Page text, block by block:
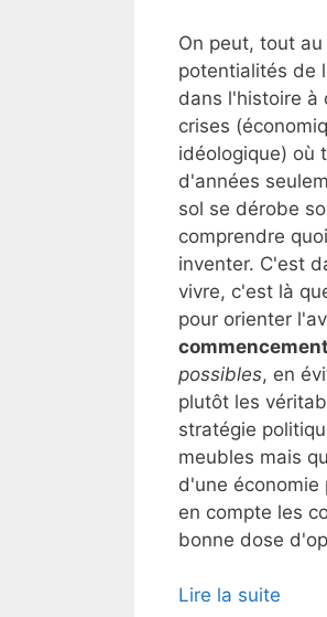
On peut, tout
potentialités de
dans l'histoire à
crises
idéologique) où
d'années
sol se dérobe
comprendre
inventer. C'est
vivre, c'est là
pour orienter
possibles, en
plutôt les
stratégie
meubles mais
d'une économie
en compte les
bonne dose
Lire la suite